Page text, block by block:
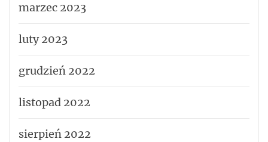
marzec 2023
luty 2023
grudzień 2022
listopad 2022
sierpień 2022